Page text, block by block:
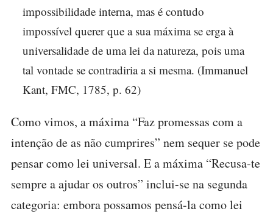
impossibilidade interna, mas é contudo
impossível querer que a sua máxima se erga à
universalidade de uma lei da natureza, pois uma
tal vontade se contradiria a si mesma. (Immanuel
Kant, FMC, 1785, p. 62)
Como vimos, a máxima “Faz promessas com a
intenção de as não cumprires” nem sequer se pode
pensar como lei universal. E a máxima “Recusa-te
sempre a ajudar os outros” inclui-se na segunda
categoria: embora possamos pensá-la como lei